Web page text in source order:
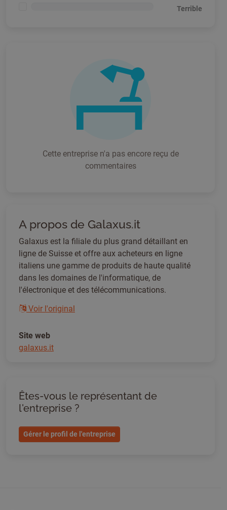
Terrible
Cette entreprise n'a pas encore reçu de
commentaires
A propos de Galaxus.it
Galaxus est la filiale du plus grand détaillant en
ligne de Suisse et offre aux acheteurs en ligne
italiens une gamme de produits de haute qualité
dans les domaines de l'informatique, de
l'électronique et des télécommunications.
Voir l'original
Site web
galaxus.it
Êtes-vous le représentant de
l'entreprise ?
Gérer le profil de l'entreprise